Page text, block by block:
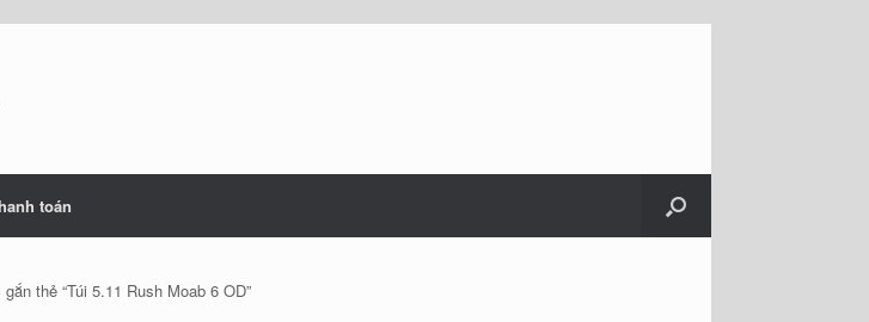
toán
thẻ “Túi 5.11 Rush Moab 6 OD”